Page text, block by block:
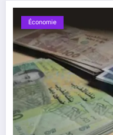
Économie